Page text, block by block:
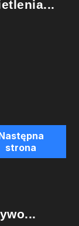
strona